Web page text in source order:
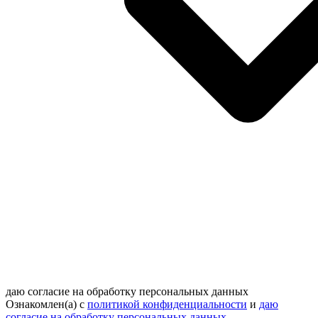
даю согласие на обработку персональных данных
Ознакомлен(а) с политикой конфиденциальности и даю